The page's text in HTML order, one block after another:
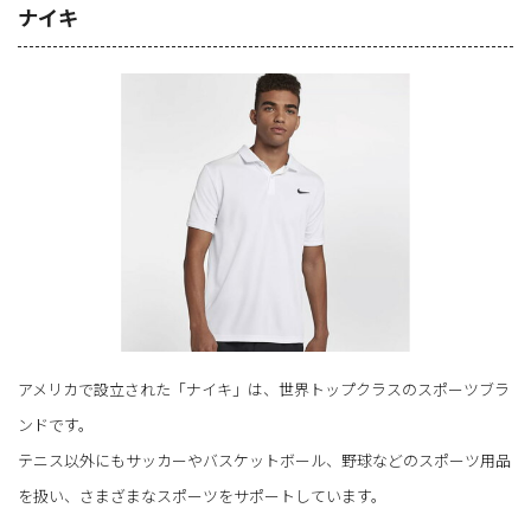
ナイキ
アメリカで設立された「ナイキ」は、世界トップクラスのスポーツブラ
ンドです。
テニス以外にもサッカーやバスケットボール、野球などのスポーツ用品
を扱い、さまざまなスポーツをサポートしています。